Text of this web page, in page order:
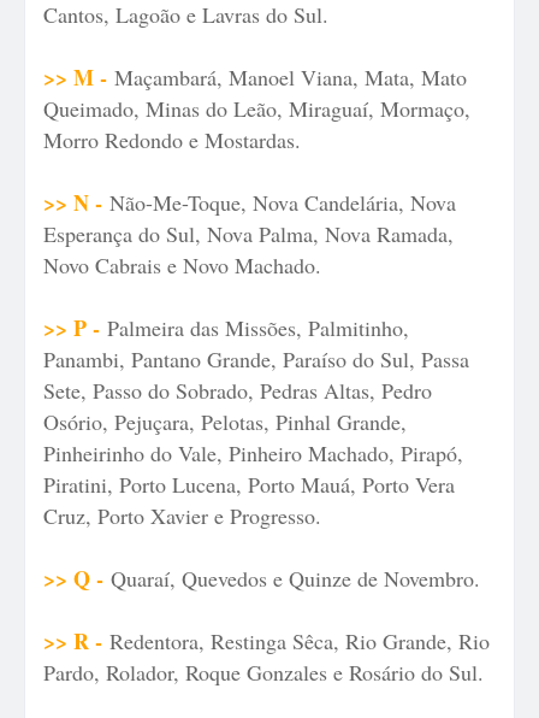
Cantos, Lagoão e Lavras do Sul.
>> M - Maçambará, Manoel Viana, Mata, Mato
Queimado, Minas do Leão, Miraguaí, Mormaço,
Morro Redondo e Mostardas.
>> N - Não-Me-Toque, Nova Candelária, Nova
Esperança do Sul, Nova Palma, Nova Ramada,
Novo Cabrais e Novo Machado.
>> P - Palmeira das Missões, Palmitinho,
Panambi, Pantano Grande, Paraíso do Sul, Passa
Sete, Passo do Sobrado, Pedras Altas, Pedro
Osório, Pejuçara, Pelotas, Pinhal Grande,
Pinheirinho do Vale, Pinheiro Machado, Pirapó,
Piratini, Porto Lucena, Porto Mauá, Porto Vera
Cruz, Porto Xavier e Progresso.
>> Q - Quaraí, Quevedos e Quinze de Novembro.
>> R - Redentora, Restinga Sêca, Rio Grande, Rio
Pardo, Rolador, Roque Gonzales e Rosário do Sul.